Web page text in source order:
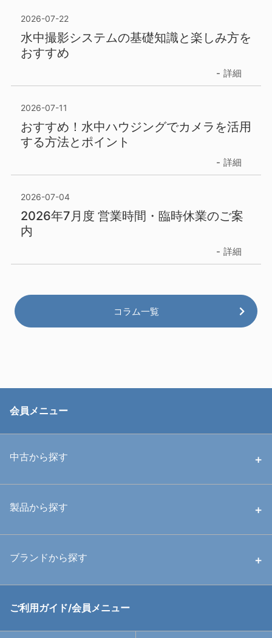
2026-07-22
水中撮影システムの基礎知識と楽しみ方を
おすすめ
詳細
2026-07-11
おすすめ！水中ハウジングでカメラを活用
する方法とポイント
詳細
2026-07-04
2026年7月度 営業時間・臨時休業のご案
内
詳細
コラム一覧
会員メニュー
中古から探す
中古ハウジング
中古アームシステム
製品から探す
ハウジング
ライト
ブランドから探す
RGBlue
ご利用ガイド/会員メニュー